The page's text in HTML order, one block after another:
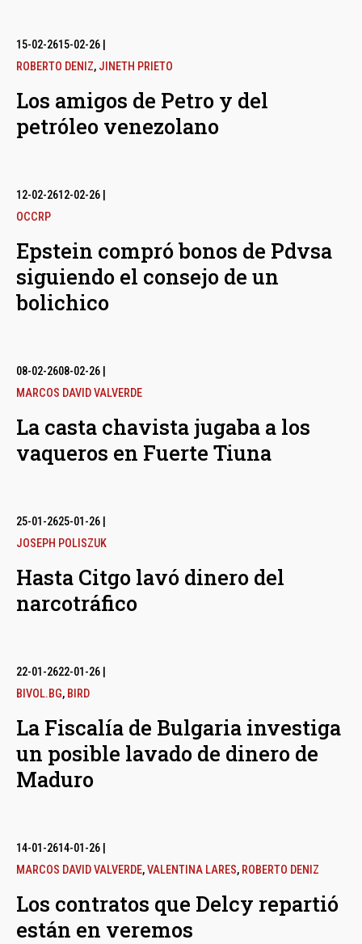
15-02-2615-02-26
ROBERTO DENIZ, JINETH PRIETO
Los amigos de Petro y del
petróleo venezolano
12-02-2612-02-26
OCCRP
Epstein compró bonos de Pdvsa
siguiendo el consejo de un
bolichico
08-02-2608-02-26
MARCOS DAVID VALVERDE
La casta chavista jugaba a los
vaqueros en Fuerte Tiuna
25-01-2625-01-26
JOSEPH POLISZUK
Hasta Citgo lavó dinero del
narcotráfico
22-01-2622-01-26
BIVOL.BG, BIRD
La Fiscalía de Bulgaria investiga
un posible lavado de dinero de
Maduro
14-01-2614-01-26
MARCOS DAVID VALVERDE,VALENTINA LARES, ROBERTO DENIZ
Los contratos que Delcy repartió
están en veremos